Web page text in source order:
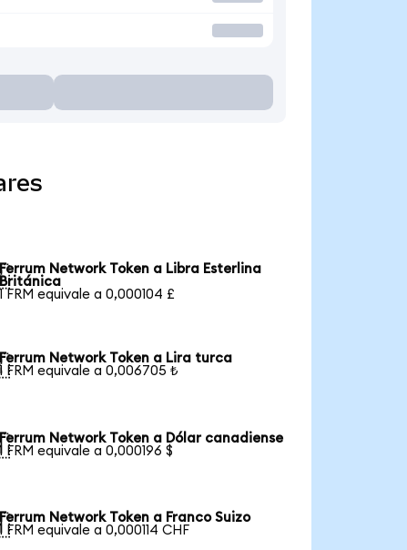
Network Token a Libra Esterlina
1 FRM equivale a 0,000104 £
Network Token a Lira turca
FRM equivale a 0,006705 ₺
Network Token a Dólar canadiense
FRM equivale a 0,000196 $
Network Token a Franco Suizo
1 FRM equivale a 0,000114 CHF